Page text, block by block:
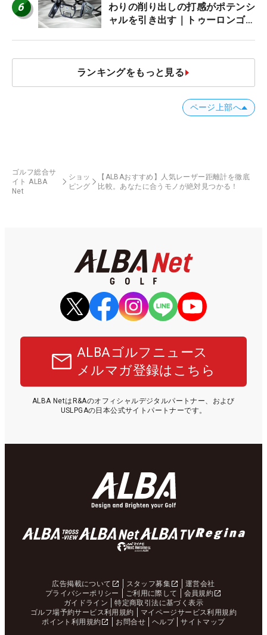
6
わりの削り出しの打感がポテンシ
ャルを引き出す｜トゥーロンゴル
ランキングをもっと見る
ページ上部へ
ゴルフ総合サ
イト ALBA
Net
ショッ
ピング
【ALBAおすすめ】人気レーザー距離計を徹底
比較。あなたに合うモノが絶対見つかる！
ALBAゴルフニュース
メルマガ登録はこちら
ALBA NetはR&Aのオフィシャルデジタルパートナー、および
USLPGAの日本公式サイトパートナーです。
広告掲載について スタッフ募集
運営会社
プライバシーポリシー
ご利用に際して
会員規約
ガイドライン
特定商取引法に基づく表示
ゴルフ場予約サービス利用規約
マイページサービス利用規約
ポイント利用規約
お問合せ ヘルプ サイトマップ